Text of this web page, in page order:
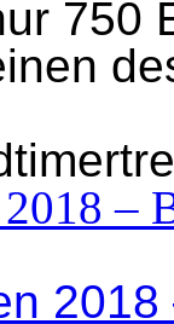
750
–